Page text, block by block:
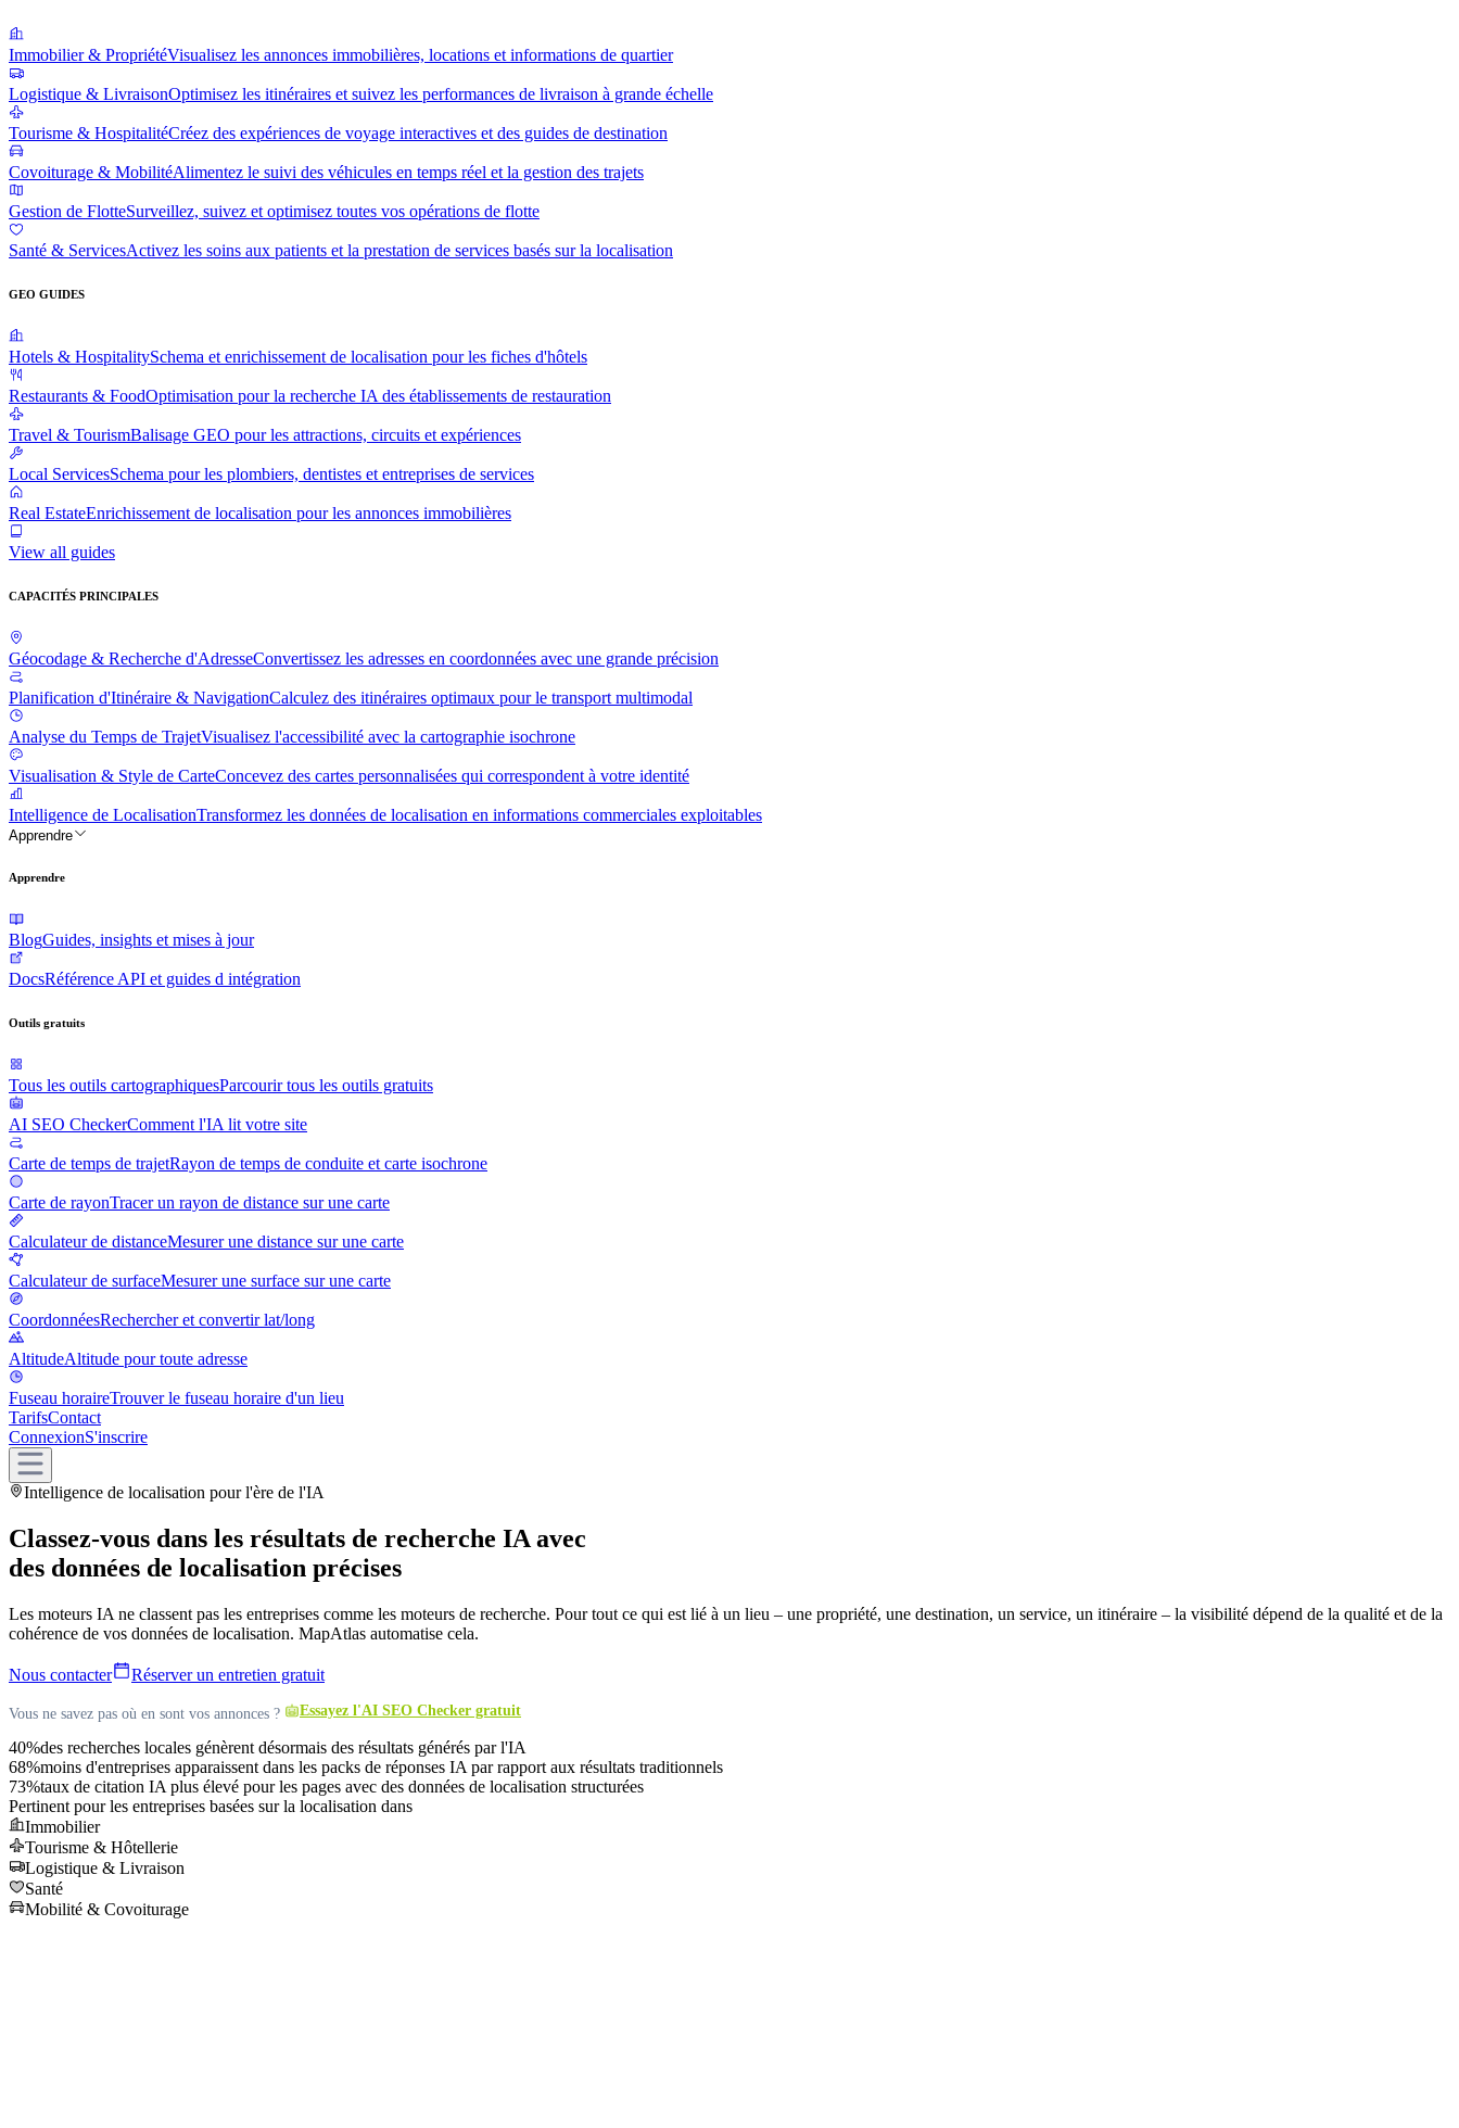
Immobilier & PropriétéVisualisez les annonces immobilières, locations et informations de quartier
Logistique & LivraisonOptimisez les itinéraires et suivez les performances de livraison à grande échelle
Tourisme & HospitalitéCréez des expériences de voyage interactives et des guides de destination
Covoiturage & MobilitéAlimentez le suivi des véhicules en temps réel et la gestion des trajets
Gestion de FlotteSurveillez, suivez et optimisez toutes vos opérations de flotte
Santé & ServicesActivez les soins aux patients et la prestation de services basés sur la localisation
GEO GUIDES
Hotels & HospitalitySchema et enrichissement de localisation pour les fiches d'hôtels
Restaurants & FoodOptimisation pour la recherche IA des établissements de restauration
Travel & TourismBalisage GEO pour les attractions, circuits et expériences
Local ServicesSchema pour les plombiers, dentistes et entreprises de services
Real EstateEnrichissement de localisation pour les annonces immobilières
View all guides
CAPACITÉS PRINCIPALES
Géocodage & Recherche d'AdresseConvertissez les adresses en coordonnées avec une grande précision
Planification d'Itinéraire & NavigationCalculez des itinéraires optimaux pour le transport multimodal
Analyse du Temps de TrajetVisualisez l'accessibilité avec la cartographie isochrone
Visualisation & Style de CarteConcevez des cartes personnalisées qui correspondent à votre identité
Intelligence de LocalisationTransformez les données de localisation en informations commerciales exploitables
Apprendre
Apprendre
BlogGuides, insights et mises à jour
DocsRéférence API et guides d intégration
Outils gratuits
Tous les outils cartographiquesParcourir tous les outils gratuits
AI SEO CheckerComment l'IA lit votre site
Carte de temps de trajetRayon de temps de conduite et carte isochrone
Carte de rayonTracer un rayon de distance sur une carte
Calculateur de distanceMesurer une distance sur une carte
Calculateur de surfaceMesurer une surface sur une carte
CoordonnéesRechercher et convertir lat/long
AltitudeAltitude pour toute adresse
Fuseau horaireTrouver le fuseau horaire d'un lieu
TarifsContact
ConnexionS'inscrire
Intelligence de localisation pour l'ère de l'IA
Classez-vous dans les résultats de recherche IA avec
des données de localisation précises
Les moteurs IA ne classent pas les entreprises comme les moteurs de recherche. Pour tout ce qui est lié à un lieu – une propriété, une destination, un service, un itinéraire – la visibilité dépend de la qualité et de la
cohérence de vos données de localisation. MapAtlas automatise cela.
Nous contacter Réserver un entretien gratuit
Vous ne savez pas où en sont vos annonces ? Essayez l'AI SEO Checker gratuit
40%des recherches locales génèrent désormais des résultats générés par l'IA
68%moins d'entreprises apparaissent dans les packs de réponses IA par rapport aux résultats traditionnels
73%taux de citation IA plus élevé pour les pages avec des données de localisation structurées
Pertinent pour les entreprises basées sur la localisation dans
Immobilier
Tourisme & Hôtellerie
Logistique & Livraison
Santé
Mobilité & Covoiturage